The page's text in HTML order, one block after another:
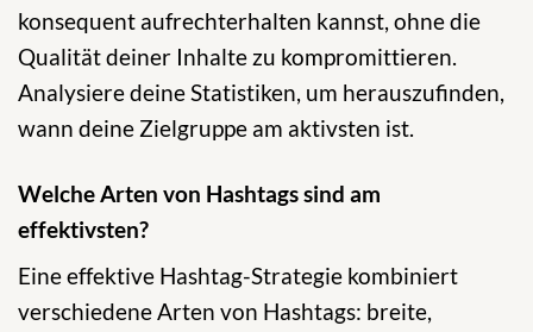
konsequent aufrechterhalten kannst, ohne die
Qualität deiner Inhalte zu kompromittieren.
Analysiere deine Statistiken, um herauszufinden,
wann deine Zielgruppe am aktivsten ist.
Welche Arten von Hashtags sind am
effektivsten?
Eine effektive Hashtag-Strategie kombiniert
verschiedene Arten von Hashtags: breite,